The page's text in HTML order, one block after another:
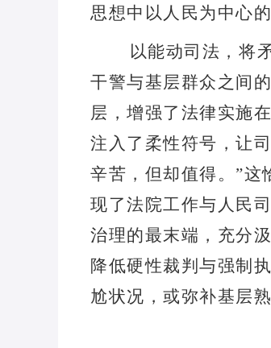
思想中以人民为中心的
以能动司法，将
干警与基层群众之间
层，增强了法律实施
注入了柔性符号，让
辛苦，但却值得。 ”这
现了法院工作与人民
治理的最末端，充分
降低硬性裁判与强制
尬状况，或弥补基层